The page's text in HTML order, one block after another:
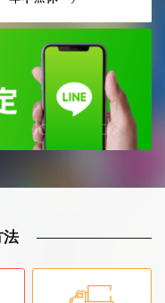
ての銀行口座名義
きます。
にご承諾いただける
え出張買取明細書に
成立し、商品の所有
す。キャンセルの
商品はご返却いたし
の事由に該当する場
のとします。
法